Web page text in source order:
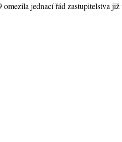
jednací řád zastupitelstva